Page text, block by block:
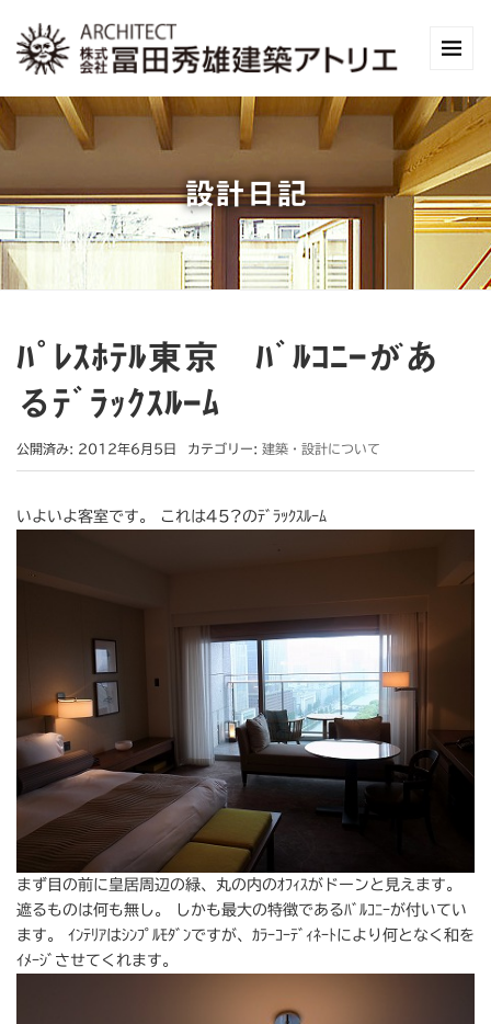
設計日記
ﾊﾟﾚｽﾎﾃﾙ東京 ﾊﾞﾙｺﾆｰがあ
るﾃﾞﾗｯｸｽﾙｰﾑ
公開済み: 2012年6月5日 カテゴリー: 建築・設計について
いよいよ客室です。 これは45?のﾃﾞﾗｯｸｽﾙｰﾑ
まず目の前に皇居周辺の緑、丸の内のｵﾌｨｽがドーンと見えます。
遮るものは何も無し。 しかも最大の特徴であるﾊﾞﾙｺﾆｰが付いてい
ます。 ｲﾝﾃﾘｱはｼﾝﾌﾟﾙﾓﾀﾞﾝですが、ｶﾗｰｺｰﾃﾞｨﾈｰﾄにより何となく和を
ｲﾒｰｼﾞさせてくれます。